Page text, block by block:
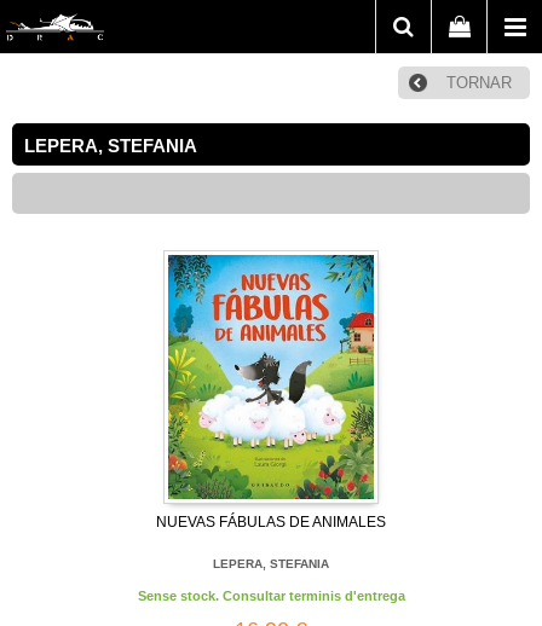
TORNAR
LEPERA, STEFANIA
NUEVAS FÁBULAS DE ANIMALES
LEPERA, STEFANIA
Sense stock. Consultar terminis d'entrega